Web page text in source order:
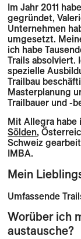
Im Jahr 2011
gegründet,
Unternehmen
umgesetzt.
ich habe
Trails absolviert.
spezielle
Trailbau
Masterplanung
Trailbauer und -
Mit Allegra habe
Sölden,
Schweiz
IMBA.
Mein
Umfassende
Worüber ich
austausche?